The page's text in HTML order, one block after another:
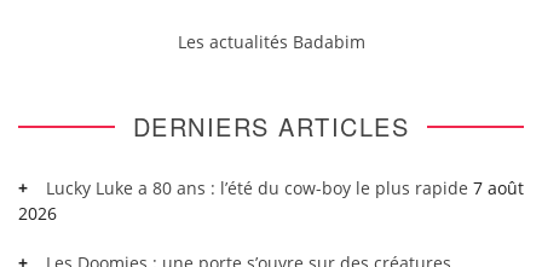
Les actualités Badabim
DERNIERS ARTICLES
Lucky Luke a 80 ans : l’été du cow-boy le plus rapide 7 août
2026
Les Doomies : une porte s’ouvre sur des créatures